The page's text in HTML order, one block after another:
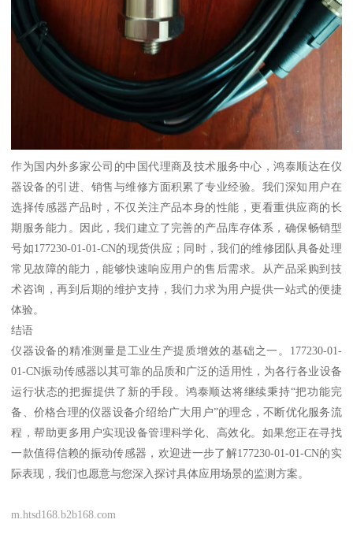
作为国内外多家公司的中国代理商及技术服务中心，鸿泰顺达在仪
器设备的引进、销售与维修方面积累了专业经验。我们深知用户在
选择传感器产品时，不仅关注产品本身的性能，更看重供应商的长
期服务能力。因此，我们建立了完善的产品库存体系，确保畅销型
号如177230-01-01-CN的现货供应；同时，我们的维修团队具备处理
常见故障的能力，能够快速响应用户的售后需求。从产品采购到技
术咨询，再到后期的维护支持，我们力求为用户提供一站式的便捷
体验。
结语
仪器设备的精准测量是工业生产提质增效的基础之一。177230-01-
01-CN振动传感器以其可靠的品质和广泛的适用性，为各行各业设备
运行状态的把握提供了新的手段。鸿泰顺达将继续秉持“把功能完
备、价格合理的仪器设备介绍给广大用户”的理念，不断优化服务流
程，帮助更多用户实现设备管理科学化、高效化。如果您正在寻找
一款值得信赖的振动传感器，欢迎进一步了解177230-01-01-CN的实
际表现，我们也愿意与您深入探讨具体应用场景的监测方案。
m.htsd168.b2b168.com